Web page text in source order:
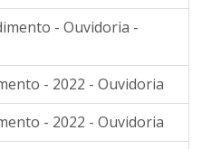
- Ouvidoria -
- 2022 - Ouvidoria
- 2022 - Ouvidoria